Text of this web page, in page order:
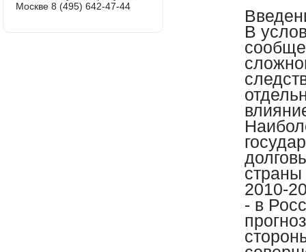
В
страны
2010-
- в
Москве 8 (495) 642-47-44